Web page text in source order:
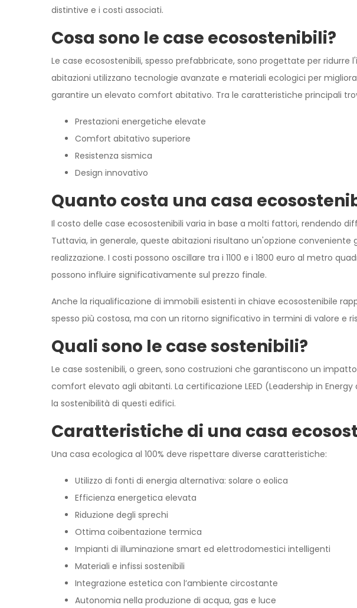
distintive e i costi associati.
Cosa sono le case ecosostenibili?
Le case ecosostenibili, spesso prefabbricate, sono progettate per
abitazioni utilizzano tecnologie avanzate e materiali ecologici per
garantire un elevato comfort abitativo. Tra le caratteristiche principali
Prestazioni energetiche elevate
Comfort abitativo superiore
Resistenza sismica
Design innovativo
Quanto costa una casa
Il costo delle case ecosostenibili varia in base a molti fattori, rendendo
Tuttavia, in generale, queste abitazioni risultano un'opzione conveniente
realizzazione. I costi possono oscillare tra i 1100 e i 1800 euro al metro
possono influire significativamente sul prezzo finale.
Anche la riqualificazione di immobili esistenti in chiave ecosostenibile
spesso più costosa, ma con un ritorno significativo in termini di valore e
Quali sono le case sostenibili?
Le case sostenibili, o green, sono costruzioni che garantiscono un
comfort elevato agli abitanti. La certificazione LEED (Leadership in
la sostenibilità di questi edifici.
Caratteristiche di una casa
Una casa ecologica al 100% deve rispettare diverse caratteristiche:
Utilizzo di fonti di energia alternativa: solare o eolica
Efficienza energetica elevata
Riduzione degli sprechi
Ottima coibentazione termica
Impianti di illuminazione smart ed elettrodomestici intelligenti
Materiali e infissi sostenibili
Integrazione estetica con l’ambiente circostante
Autonomia nella produzione di acqua, gas e luce
VENDITA
€ 290.000,00